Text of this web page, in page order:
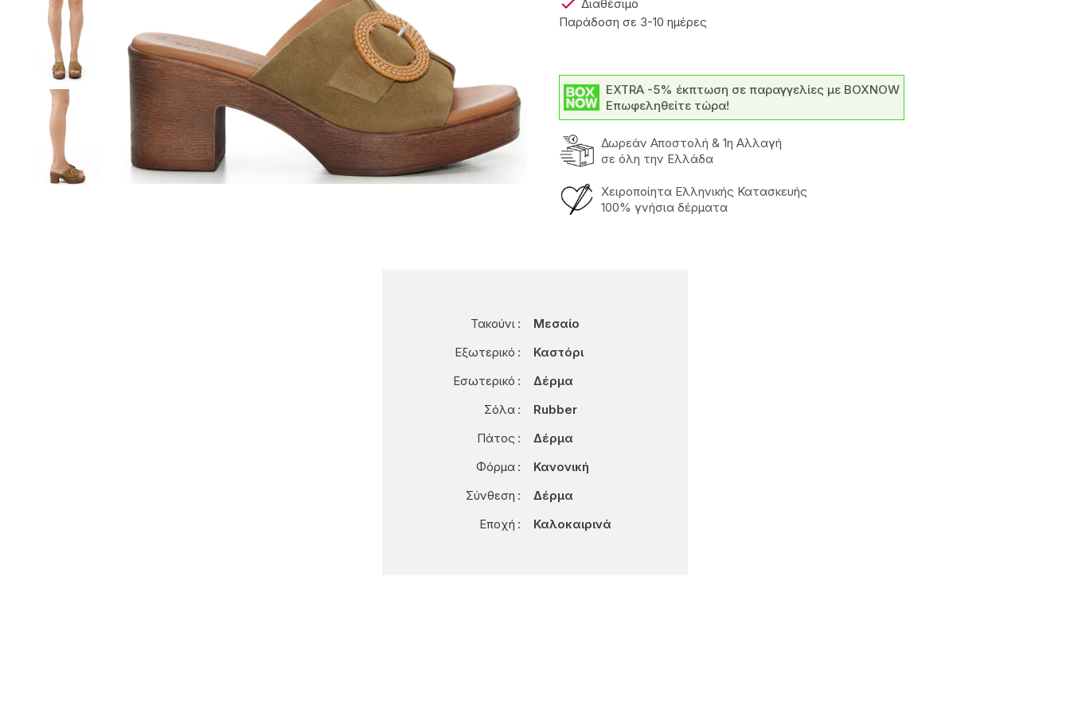
Διαθέσιμο
Παράδοση σε 3-10 ημέρες
EXTRA -5% έκπτωση σε παραγγελίες με BOXNOW
Επωφεληθείτε τώρα!
Δωρεάν Αποστολή & 1η Αλλαγή
σε όλη την Ελλάδα
Χειροποίητα Ελληνικής Κατασκευής
100% γνήσια δέρματα
Τακούνι
Μεσαίο
Εξωτερικό
Καστόρι
Εσωτερικό
Δέρμα
Σόλα
Rubber
Πάτος
Δέρμα
Φόρμα
Κανονική
Σύνθεση
Δέρμα
Εποχή
Καλοκαιρινά